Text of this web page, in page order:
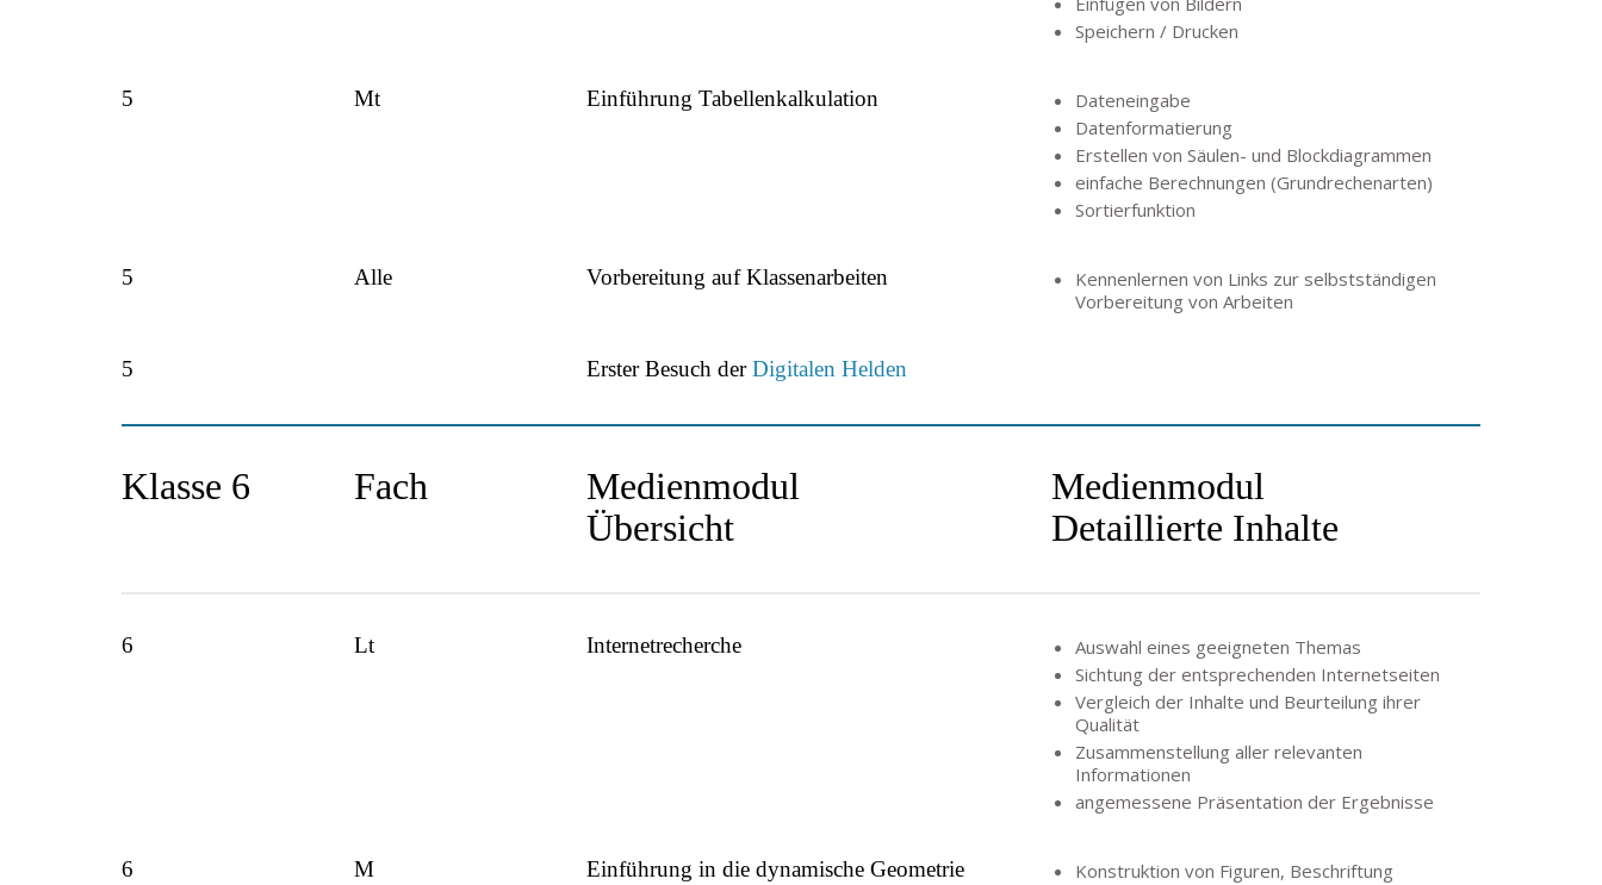
Speichern / Drucken
5 Mt Einführung Tabellenkalkulation
Dateneingabe
Datenformatierung
Erstellen von Säulen- und Blockdiagrammen
einfache Berechnungen (Grundrechenarten)
Sortierfunktion
5 Alle Vorbereitung auf Klassenarbeiten
Kennenlernen von Links zur selbstständigen
Vorbereitung von Arbeiten
5 Erster Besuch derDigitalen Helden
Klasse 6 Fach
Medienmodul
Übersicht
Medienmodul
Detaillierte Inhalte
6 Lt Internetrecherche
Auswahl eines geeigneten Themas
Sichtung der entsprechenden Internetseiten
Vergleich der Inhalte und Beurteilung ihrer
Qualität
Zusammenstellung aller relevanten
Informationen
angemessene Präsentation der Ergebnisse
6 M Einführung in die dynamische Geometrie
Konstruktion von Figuren, Beschriftung